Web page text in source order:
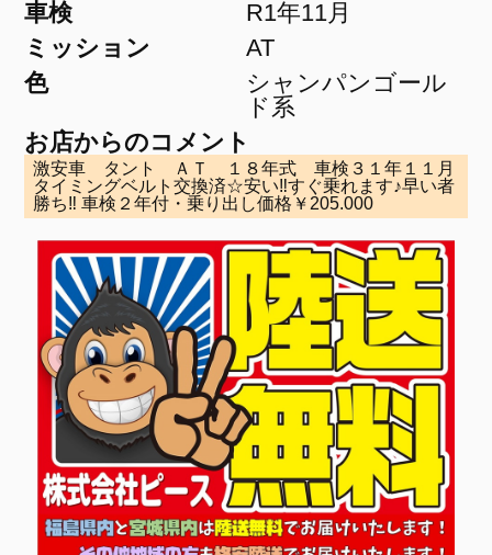
車検
R1年11月
ミッション
AT
色
シャンパンゴール
ド系
お店からのコメント
激安車 タント ＡＴ １８年式 車検３１年１１月
タイミングベルト交換済☆安い‼すぐ乗れます♪早い者
勝ち‼ 車検２年付・乗り出し価格￥205.000